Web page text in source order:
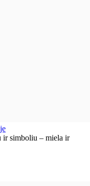
ir simboliu – miela ir